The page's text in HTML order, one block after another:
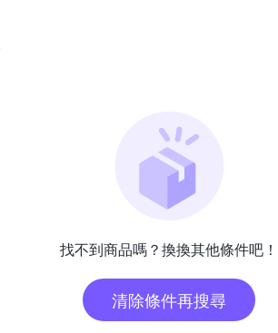
找不到商品嗎？換換其他條件吧！
清除條件再搜尋